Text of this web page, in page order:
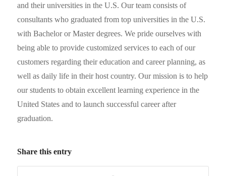
and their universities in the U.S. Our team consists of
consultants who graduated from top universities in the U.S.
with Bachelor or Master degrees. We pride ourselves with
being able to provide customized services to each of our
customers regarding their education and career planning, as
well as daily life in their host country. Our mission is to help
our students to obtain excellent learning experience in the
United States and to launch successful career after
graduation.
Share this entry